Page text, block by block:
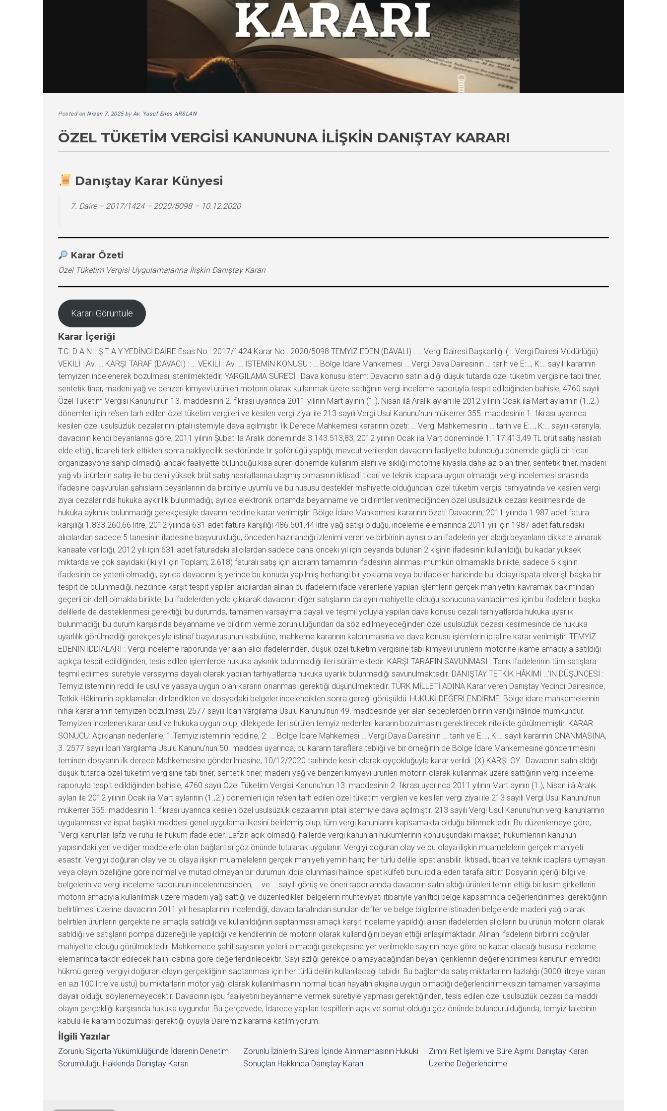
Posted on Nisan 7, 2025byAv. Yusuf Enes ARSLAN
ÖZEL TÜKETIM VERGISI KANUNUNA İLIŞKIN DANIŞTAY KARARI
Danıştay Karar Künyesi
7. Daire – 2017/1424 – 2020/5098 – 10.12.2020
Karar Özeti
Özel Tüketim Vergisi Uygulamalarına İlişkin Danıştay Kararı
Kararı Görüntüle
Karar İçeriği
T.C. D A N I Ş T A Y YEDİNCİ DAİRE Esas No : 2017/1424 Karar No : 2020/5098 TEMYİZ EDEN (DAVALI) : … Vergi Dairesi Başkanlığı (… Vergi Dairesi Müdürlüğü)
VEKİLİ : Av. … KARŞI TARAF (DAVACI) : … VEKİLİ : Av. … İSTEMİN KONUSU : … Bölge İdare Mahkemesi … Vergi Dava Dairesinin … tarih ve E:…, K:… sayılı kararının
temyizen incelenerek bozulması istenilmektedir. YARGILAMA SÜRECİ : Dava konusu istem: Davacının satın aldığı düşük tutarda özel tüketim vergisine tabi tiner,
sentetik tiner, madeni yağ ve benzeri kimyevi ürünleri motorin olarak kullanmak üzere sattığının vergi inceleme raporuyla tespit edildiğinden bahisle, 4760 sayılı
Özel Tüketim Vergisi Kanunu’nun 13. maddesinin 2. fıkrası uyarınca 2011 yılının Mart ayının (1.), Nisan ilâ Aralık ayları ile 2012 yılının Ocak ila Mart aylarının (1.,2.)
dönemleri için re’sen tarh edilen özel tüketim vergileri ve kesilen vergi ziyaı ile 213 sayılı Vergi Usul Kanunu’nun mükerrer 355. maddesinin 1. fıkrası uyarınca
kesilen özel usulsüzlük cezalarının iptali istemiyle dava açılmıştır. İlk Derece Mahkemesi kararının özeti: … Vergi Mahkemesinin … tarih ve E:…, K:… sayılı kararıyla,
davacının kendi beyanlarına göre; 2011 yılının Şubat ila Aralık döneminde 3.143.513,83, 2012 yılının Ocak ila Mart döneminde 1.117.413,49 TL brüt satış hasılatı
elde ettiği, ticareti terk ettikten sonra nakliyecilik sektöründe tır şoförlüğü yaptığı, mevcut verilerden davacının faaliyette bulunduğu dönemde güçlü bir ticari
organizasyona sahip olmadığı ancak faaliyette bulunduğu kısa süren dönemde kullanım alanı ve sıklığı motorine kıyasla daha az olan tiner, sentetik tiner, madeni
yağ vb ürünlerin satışı ile bu denli yüksek brüt satış hasılatlarına ulaşmış olmasının iktisadi ticari ve teknik icaplara uygun olmadığı, vergi incelemesi sırasında
ifadesine başvurulan şahısların beyanlarının da birbiriyle uyumlu ve bu hususu destekler mahiyette olduğundan, özel tüketim vergisi tarhiyatında ve kesilen vergi
ziyaı cezalarında hukuka aykırılık bulunmadığı, ayrıca elektronik ortamda beyanname ve bildirimler verilmediğinden özel usulsüzlük cezası kesilmesinde de
hukuka aykırılık bulunmadığı gerekçesiyle davanın reddine karar verilmiştir. Bölge İdare Mahkemesi kararının özeti: Davacının; 2011 yılında 1.987 adet fatura
karşılığı 1.833.260,66 litre, 2012 yılında 631 adet fatura karşılığı 486.501,44 litre yağ satışı olduğu, inceleme elemanınca 2011 yılı için 1987 adet faturadaki
alıcılardan sadece 5 tanesinin ifadesine başvurulduğu, önceden hazırlandığı izlenimi veren ve birbirinin aynısı olan ifadelerin yer aldığı beyanların dikkate alınarak
kanaate varıldığı, 2012 yılı için 631 adet faturadaki alıcılardan sadece daha önceki yıl için beyanda bulunan 2 kişinin ifadesinin kullanıldığı, bu kadar yüksek
miktarda ve çok sayıdaki (iki yıl için Toplam; 2.618) faturalı satış için alıcıların tamamının ifadesinin alınması mümkün olmamakla birlikte, sadece 5 kişinin
ifadesinin de yeterli olmadığı, ayrıca davacının iş yerinde bu konuda yapılmış herhangi bir yoklama veya bu ifadeler haricinde bu iddiayı ispata elverişli başka bir
tespit de bulunmadığı, nezdinde karşıt tespit yapılan alıcılardan alınan bu ifadelerin ifade verenlerle yapılan işlemlerin gerçek mahiyetini kavramak bakımından
geçerli bir delil olmakla birlikte, bu ifadelerden yola çıkılarak davacının diğer satışlaının da aynı mahiyette olduğu sonucuna varılabilmesi için bu ifadelerin başka
delillerle de desteklenmesi gerektiği, bu durumda, tamamen varsayıma dayalı ve teşmil yoluyla yapılan dava konusu cezalı tarhiyatlarda hukuka uyarlık
bulunmadığı, bu durum karşısında beyanname ve bildirim verme zorunluluğundan da söz edilmeyeceğinden özel usulsüzlük cezası kesilmesinde de hukuka
uyarlılık görülmediği gerekçesiyle istinaf başvurusunun kabulüne, mahkeme kararının kaldırılmasına ve dava konusu işlemlerin iptaline karar verilmiştir. TEMYİZ
EDENİN İDDİALARI : Vergi inceleme raporunda yer alan alıcı ifadelerinden, düşük özel tüketim vergisine tabi kimyevi ürünlerin motorine ikame amacıyla satıldığı
açıkça tespit edildiğinden, tesis edilen işlemlerde hukuka aykırılık bulunmadığı ileri sürülmektedir. KARŞI TARAFIN SAVUNMASI : Tanık ifadelerinin tüm satışlara
teşmil edilmesi suretiyle varsayıma dayalı olarak yapılan tarhiyatlarda hukuka uyarlık bulunmadığı savunulmaktadır. DANIŞTAY TETKİK HÂKİMİ …’İN DÜŞÜNCESİ :
Temyiz isteminin reddi ile usul ve yasaya uygun olan kararın onanması gerektiği düşünülmektedir. TÜRK MİLLETİ ADINA Karar veren Danıştay Yedinci Dairesince,
Tetkik Hâkiminin açıklamaları dinlendikten ve dosyadaki belgeler incelendikten sonra gereği görüşüldü: HUKUKİ DEĞERLENDİRME: Bölge idare mahkemelerinin
nihai kararlarının temyizen bozulması, 2577 sayılı İdari Yargılama Usulü Kanunu’nun 49. maddesinde yer alan sebeplerden birinin varlığı hâlinde mümkündür.
Temyizen incelenen karar usul ve hukuka uygun olup, dilekçede ileri sürülen temyiz nedenleri kararın bozulmasını gerektirecek nitelikte görülmemiştir. KARAR
SONUCU: Açıklanan nedenlerle; 1.Temyiz isteminin reddine, 2. … Bölge İdare Mahkemesi … Vergi Dava Dairesinin … tarih ve E:…, K:… sayılı kararının ONANMASINA,
3. 2577 sayılı İdari Yargılama Usulü Kanunu’nun 50. maddesi uyarınca, bu kararın taraflara tebliği ve bir örneğinin de Bölge İdare Mahkemesine gönderilmesini
teminen dosyanın ilk derece Mahkemesine gönderilmesine, 10/12/2020 tarihinde kesin olarak oyçokluğuyla karar verildi. (X) KARŞI OY : Davacının satın aldığı
düşük tutarda özel tüketim vergisine tabi tiner, sentetik tiner, madeni yağ ve benzeri kimyevi ürünleri motorin olarak kullanmak üzere sattığının vergi inceleme
raporuyla tespit edildiğinden bahisle, 4760 sayılı Özel Tüketim Vergisi Kanunu’nun 13. maddesinin 2. fıkrası uyarınca 2011 yılının Mart ayının (1.), Nisan ilâ Aralık
ayları ile 2012 yılının Ocak ila Mart aylarının (1.,2.) dönemleri için re’sen tarh edilen özel tüketim vergileri ve kesilen vergi ziyaı ile 213 sayılı Vergi Usul Kanunu’nun
mükerrer 355. maddesinin 1. fıkrası uyarınca kesilen özel usulsüzlük cezalarının iptali istemiyle dava açılmıştır. 213 sayılı Vergi Usul Kanunu’nun vergi kanunlarının
uygulanması ve ispat başlıklı maddesi genel uygulama ilkesini belirlemiş olup, tüm vergi kanunlarını kapsamakta olduğu bilinmektedir. Bu düzenlemeye göre;
“Vergi kanunları lafzı ve ruhu ile hüküm ifade eder. Lafzın açık olmadığı hallerde vergi kanunları hükümlerinin konuluşundaki maksat, hükümlerinin kanunun
yapısındaki yeri ve diğer maddelerle olan bağlantısı göz önünde tutularak uygulanır. Vergiyi doğuran olay ve bu olaya ilişkin muamelelerin gerçek mahiyeti
esastır. Vergiyi doğuran olay ve bu olaya ilişkin muamelelerin gerçek mahiyeti yemin hariç her türlü delille ispatlanabilir. İktisadi, ticari ve teknik icaplara uymayan
veya olayın özelliğine göre normal ve mutad olmayan bir durumun iddia olunması halinde ispat külfeti bunu iddia eden tarafa aittir.” Dosyanın içeriği bilgi ve
belgelerin ve vergi inceleme raporunun incelenmesinden, … ve … sayılı görüş ve öneri raporlarında davacının satın aldığı ürünleri temin ettiği bir kısım şirketlerin
motorin amacıyla kullanılmak üzere madeni yağ sattığı ve düzenledikleri belgelerin muhteviyatı itibariyle yanıltıcı belge kapsamında değerlendirilmesi gerektiğinin
belirtilmesi üzerine davacının 2011 yılı hesaplarının incelendiği, davacı tarafından sunulan defter ve belge bilgilerine istinaden belgelerde madeni yağ olarak
belirtilen ürünlerin gerçekte ne amaçla satıldığı ve kullanıldığının saptanması amaçlı karşıt inceleme yapıldığı alınan ifadelerden alıcıların bu ürünün motorin olarak
satıldığı ve satışların pompa düzeneği ile yapıldığı ve kendilerinin de motorin olarak kullandığını beyan ettiği anlaşılmaktadır. Alınan ifadelerin birbirini doğrular
mahiyette olduğu görülmektedir. Mahkemece şahit sayısının yeterli olmadığı gerekçesine yer verilmekle sayının neye göre ne kadar olacağı hususu inceleme
elemanınca takdir edilecek halin icabına göre değerlendirilecektir. Sayı azlığı gerekçe olamayacağından beyan içeriklerinin değerlendirilmesi kanunun emredici
hükmü gereği vergiyi doğuran olayın gerçekliğinin saptanması için her türlü delilin kullanılacağı tabidir. Bu bağlamda satış miktarlarının fazlalığı (3000 litreye varan
en azı 100 litre ve üstü) bu miktarların motor yağı olarak kullanılmasının normal ticari hayatın akışına uygun olmadığı değerlendirilmeksizin tamamen varsayıma
dayalı olduğu söylenemeyecektir. Davacının işbu faaliyetini beyanname vermek suretiyle yapması gerektiğinden, tesis edilen özel usulsüzlük cezası da maddi
olayın gerçekliği karşısında hukuka uygundur. Bu çerçevede, İdarece yapılan tespitlerin açık ve somut olduğu göz önünde bulundurulduğunda, temyiz talebinin
kabulü ile kararın bozulması gerektiği oyuyla Dairemiz kararına katılmıyorum.
İlgili Yazılar
Zorunlu Sigorta Yükümlülüğünde İdarenin Denetim
Sorumluluğu Hakkında Danıştay Kararı
Zorunlu İzinlerin Süresi İçinde Alınmamasının Hukuki
Sonuçları Hakkında Danıştay Kararı
Zımni Ret İşlemi ve Süre Aşımı: Danıştay Kararı
Üzerine Değerlendirme